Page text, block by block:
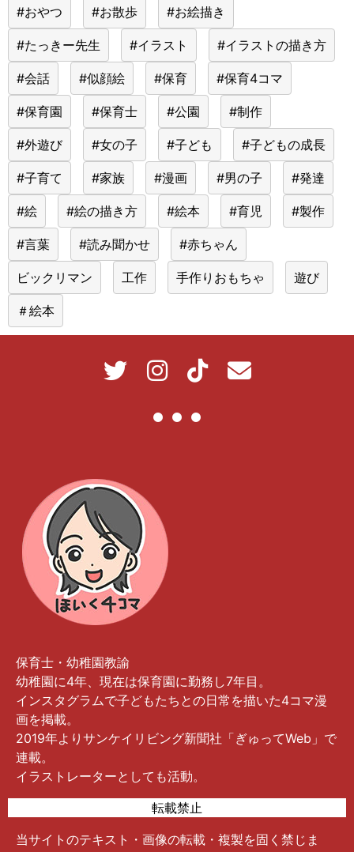
#おやつ #お散歩 #お絵描き
#たっきー先生 #イラスト #イラストの描き方
#会話 #似顔絵 #保育 #保育4コマ
#保育園 #保育士 #公園 #制作
#外遊び #女の子 #子ども #子どもの成長
#子育て #家族 #漫画 #男の子 #発達
#絵 #絵の描き方 #絵本 #育児 #製作
#言葉 #読み聞かせ #赤ちゃん
ビックリマン 工作 手作りおもちゃ 遊び
＃絵本
保育士・幼稚園教諭
幼稚園に4年、現在は保育園に勤務し7年目。
インスタグラムで子どもたちとの日常を描いた4コマ漫
画を掲載。
2019年よりサンケイリビング新聞社「ぎゅってWeb」で
連載。
イラストレーターとしても活動。
転載禁止
当サイトのテキスト・画像の転載・複製を固く禁じま